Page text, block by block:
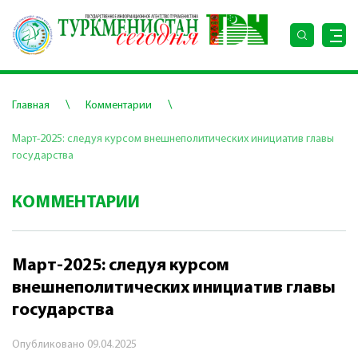
Главная \ Комментарии \
Март-2025: следуя курсом внешнеполитических инициатив главы
государства
КОММЕНТАРИИ
Март-2025: следуя курсом
внешнеполитических инициатив главы
государства
Опубликовано 09.04.2025